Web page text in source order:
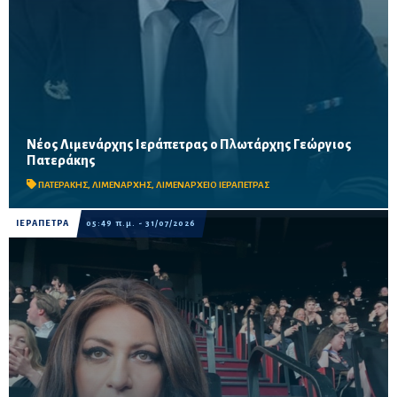
Νέος Λιμενάρχης Ιεράπετρας ο Πλωτάρχης Γεώργιος
Πατεράκης
ΠΑΤΕΡΑΚΗΣ, ΛΙΜΕΝΑΡΧΗΣ, ΛΙΜΕΝΑΡΧΕΙΟ ΙΕΡΑΠΕΤΡΑΣ
Ο καταξιωμένος αξιωματικός του Λιμενικού Σώματος
αναλαμβάνει επίσημα τα ηνία του Λιμεναρχείου Ιεράπετρας,
επιστρέφοντας σε μια περιοχή που γνωρίζει καλά από την...
ΙΕΡΑΠΕΤΡΑ 05:49 π.μ. - 31/07/2026